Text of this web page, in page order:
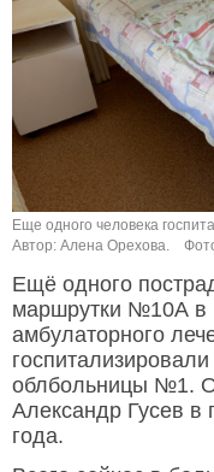
Еще одного человека
Автор: Алена Орехова.
Ещё одного
маршрутки №10А в
амбулаторного
облбольницы №1.
Александр Гусев в
года.